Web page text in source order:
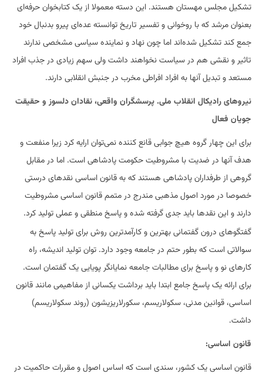
تشکیل مجلس مهستان هستند. این دسته معمولا از یک کتابخوان حرفه‌ای
بعنوان مرشد که با روخوانی و تفسیر تاریخ توانسته عده‌ای پیرو بدنبال خود
جمع کند تشکیل شده‌اند اما چون نهاد و نماینده سیاسی مشخصی ندارند
تاثیر و نقشی هم در سیاست نخواهند داشت ولی سهم زیادی در جذب افراد
مستعد و تبدیل آنها به افراد افراطی مخرب در جنبش انقلابی دارند.
نیروهای رادیکال انقلاب ملی. پرسشگران واقعی، نقادان دلسوز و حقیقت
جویان فعال
برای این چهار گروه هیچ جوابی قانع کننده نمی‌توان ارایه کرد زیرا منفعت و
هدف آنها در ضدیت با مشروطیت حکومت پادشاهی است. اما در مقابل
گروهی از طرفداران پادشاهی هستند که به قانون اساسی نقدهای درستی
خصوصا در مورد اصول مذهبی مندرج در متمم قانون اساسی مشروطیت
دارند و این نقدها باید جدی گرفته شده و پاسخ منطقی و عملی تولید کرد.
گفتگوهای درون گفتمانی بهترین و کارآمدترین روش برای تولید پاسخ به
سوالاتی است که بطور حتم در جامعه وجود دارد. توان تولید اندیشه، راه
کارهای نو و پاسخ برای مطالبات جامعه نمایانگر پویایی یک گفتمان است.
برای ارائه یک پاسخ جامع ابتدا باید برداشت یکسانی از مفاهیمی مانند قانون
اساسی، قوانین مدنی، سکولاریسم، سکورلاریزیشون (روند سکولاریسم)
داشت.
قانون اساسی:
قانون اساسی یک کشور، سندی است که اساس اصول و مقررات حاکمیت در